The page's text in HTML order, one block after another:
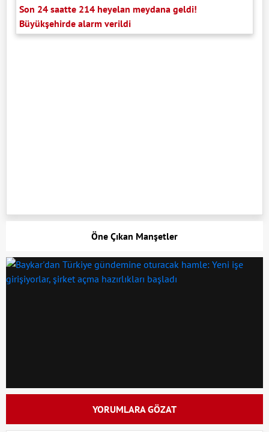
Son 24 saatte 214 heyelan meydana geldi!
Büyükşehirde alarm verildi
Öne Çıkan Manşetler
YORUMLARA GÖZAT